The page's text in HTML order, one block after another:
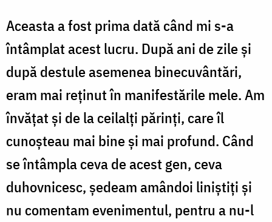
Aceasta a fost prima dată când mi s-a
întâmplat acest lucru. După ani de zile şi
după destule asemenea binecuvântări,
eram mai reţinut în manifestările mele. Am
învăţat şi de la ceilalţi părinţi, care îl
cunoşteau mai bine şi mai profund. Când
se întâmpla ceva de acest gen, ceva
duhovnicesc, şedeam amândoi liniştiţi şi
nu comentam evenimentul, pentru a nu-l